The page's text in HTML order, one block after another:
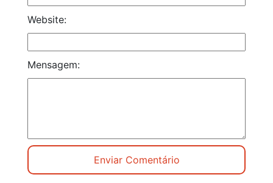
Website:
Mensagem: